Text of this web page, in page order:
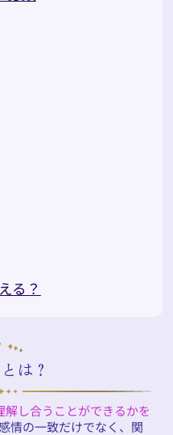
る？
は？
解し合うことができるかを
情の一致だけでなく、関